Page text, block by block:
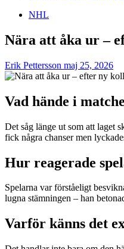
NHL
Nära att åka ur –
Erik Pettersson maj 25, 2026
Vad hände i
Det såg länge ut som att laget
fick några chanser men
Hur reagerade
Spelarna var förståeligt
lugna stämningen – han
Varför känns det